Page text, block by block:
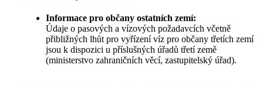
Informace pro občany ostatních zemí:
Údaje o pasových a vízových požadavcích včetně
přibližných lhůt pro vyřízení víz pro občany třetích zemí
jsou k dispozici u příslušných úřadů třetí země
(ministerstvo zahraničních věcí, zastupitelský úřad).